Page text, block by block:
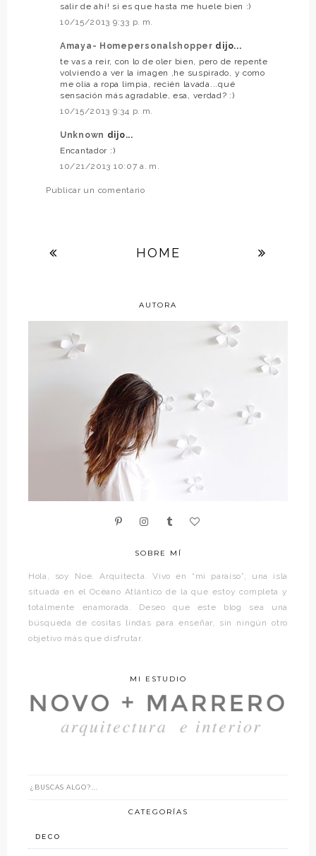
salir de ahí! si es que hasta me huele bien :)
10/15/2013 9:33 p. m.
Amaya- Homepersonalshopper dijo...
te vas a reir, con lo de oler bien, pero de repente
volviendo a ver la imagen ,he suspirado, y como
me olia a ropa limpia, recién lavada...qué
sensación más agradable, esa, verdad? :)
10/15/2013 9:34 p. m.
Unknown dijo...
Encantador :)
10/21/2013 10:07 a. m.
Publicar un comentario
HOME
AUTORA
SOBRE MÍ
Hola, soy Noe. Arquitecta. Vivo en “mi paraíso”, una isla
situada en el Océano Atlántico de la que estoy completa y
totalmente enamorada. Deseo que este blog sea una
búsqueda de cositas lindas para enseñar, sin ningún otro
objetivo más que disfrutar.
MI ESTUDIO
CATEGORÍAS
DECO